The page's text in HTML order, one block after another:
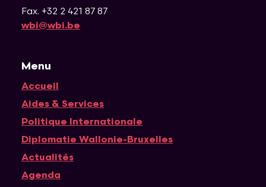
Fax. +32 2 421 87 87
wbi@wbi.be
Menu
Accueil
Navigation principale
Aides & Services
Politique Internationale
Diplomatie Wallonie-Bruxelles
Actualités
Agenda